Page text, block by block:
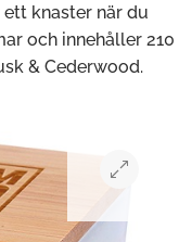
ett knaster när du
och innehåller 210
& Cederwood.